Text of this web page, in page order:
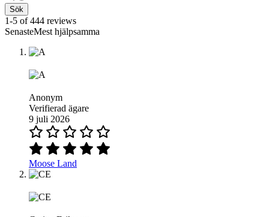
Sök
1-5 of 444 reviews
SenasteMest hjälpsamma
Anonym
Verifierad ägare
9 juli 2026
Moose Land